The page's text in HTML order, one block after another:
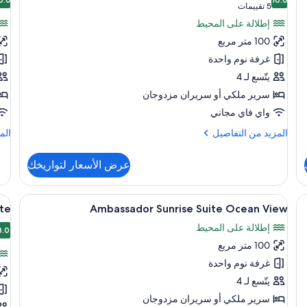
Ambassador
Pool
Suite
10.0 من 10
5 تقييمات(5
تقييمات)
إطلالة على المحيط
100 متر مربع
غرفة نوم واحدة
يتّسع لـ 4
سرير ملكي‫‬ أو سريران مزدوجان
واي فاي مجاني
المزيد من التفاصيل
المزيد
Ambassador
Pool
Suite
عرض الأسعار لتواريخك
متميزة وألحفة محشوة بالريش وميني بار
استعراض
جميع
صور
Ambassador
Sunrise
Suite
Ocean
ملاءات من القطن المصري وأغطية فراش
5
Ambassador Sunrise Suite Ocean View
إطلالة على المحيط
100 متر مربع
غرفة نوم واحدة
يتّسع لـ 4
سرير ملكي‫‬ أو سريران مزدوجان